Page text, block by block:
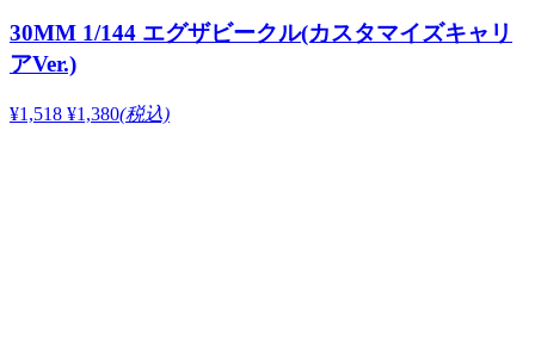
30MM 1/144 エグザビークル(カスタマイズキャリ
アVer.)
¥1,518 ¥1,380(税込)